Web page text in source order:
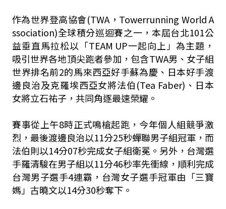
作為世界登高協會(TWA，Towerrunning World A
ssociation)全球積分巡迴賽之一，本屆台北101公
益垂直馬拉松以「TEAM UP一起向上」為主題，
吸引世界各地頂尖跑者參加，包含TWA男、女子組
世界排名前2的馬來西亞好手蘇為慶、日本好手渡
邊良治及克羅埃西亞女將法伯(Tea Faber)、日本
女將立石祐子，共同角逐最速榮耀。
賽事從上午8時正式鳴槍起跑，今年個人組競爭激
烈，最後渡邊良治以11分25秒蟬聯男子組冠軍，而
法伯則以14分07秒完成女子組衛冕。另外，台灣選
手羅清駿在男子組以11分46秒率先衝線，順利完成
台灣男子選手4連霸，台灣女子選手冠軍由「三寶
媽」古曉文以14分30秒奪下。